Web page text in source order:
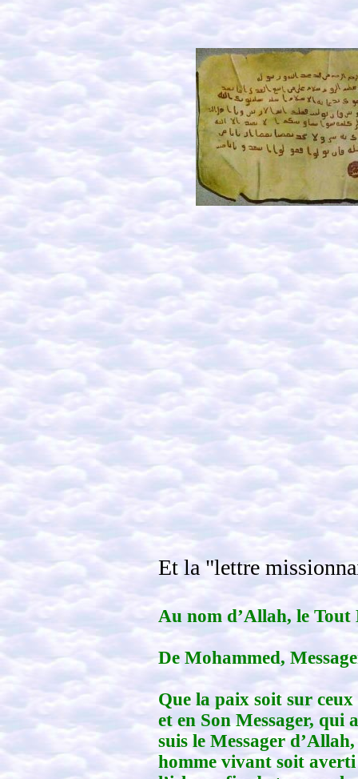
Et la "lettre
Au nom d’Allah, le
De Mohammed,
Que la paix soit sur
et en Son Messager, qui
suis le Messager
homme vivant soit